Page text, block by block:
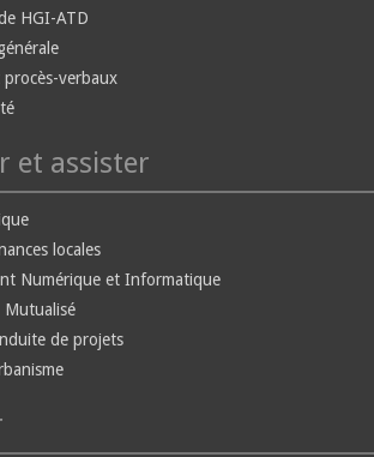
HGI-ATD
verbaux
et assister
locales
Numérique et Informatique
Mutualisé
de projets